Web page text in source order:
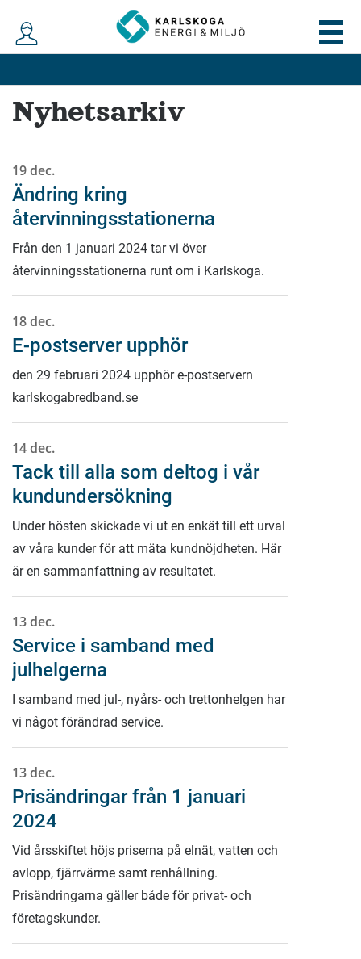
Nyhetsarkiv
19 dec.
Ändring kring
återvinningsstationerna
Från den 1 januari 2024 tar vi över
återvinningsstationerna runt om i Karlskoga.
18 dec.
E-postserver upphör
den 29 februari 2024 upphör e-postservern
karlskogabredband.se
14 dec.
Tack till alla som deltog i vår
kundundersökning
Under hösten skickade vi ut en enkät till ett urval
av våra kunder för att mäta kundnöjdheten. Här
är en sammanfattning av resultatet.
13 dec.
Service i samband med
julhelgerna
I samband med jul-, nyårs- och trettonhelgen har
vi något förändrad service.
13 dec.
Prisändringar från 1 januari
2024
Vid årsskiftet höjs priserna på elnät, vatten och
avlopp, fjärrvärme samt renhållning.
Prisändringarna gäller både för privat- och
företagskunder.